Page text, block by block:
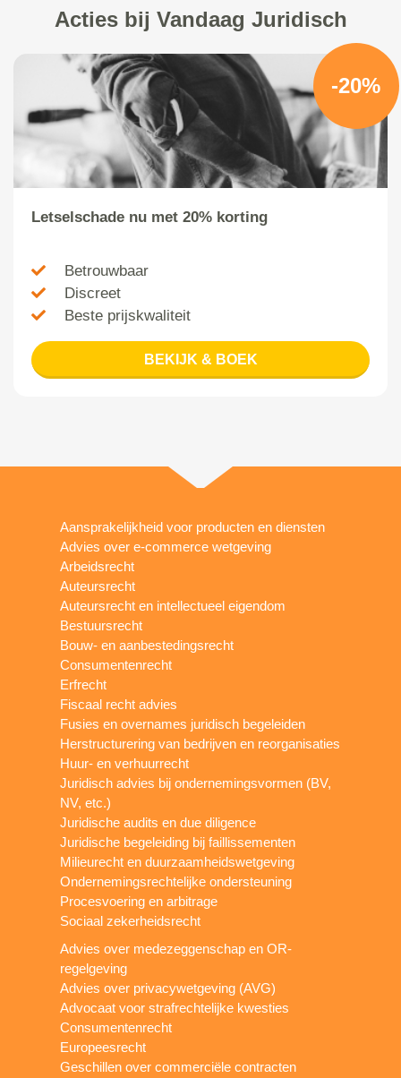
Acties bij Vandaag Juridisch
-20%
Letselschade nu met 20% korting
Betrouwbaar
Discreet
Beste prijskwaliteit
BEKIJK & BOEK
Aansprakelijkheid voor producten en diensten
Advies over e-commerce wetgeving
Arbeidsrecht
Auteursrecht
Auteursrecht en intellectueel eigendom
Bestuursrecht
Bouw- en aanbestedingsrecht
Consumentenrecht
Erfrecht
Fiscaal recht advies
Fusies en overnames juridisch begeleiden
Herstructurering van bedrijven en reorganisaties
Huur- en verhuurrecht
Juridisch advies bij ondernemingsvormen (BV,
NV, etc.)
Juridische audits en due diligence
Juridische begeleiding bij faillissementen
Milieurecht en duurzaamheidswetgeving
Ondernemingsrechtelijke ondersteuning
Procesvoering en arbitrage
Sociaal zekerheidsrecht
Advies over medezeggenschap en OR-
regelgeving
Advies over privacywetgeving (AVG)
Advocaat voor strafrechtelijke kwesties
Consumentenrecht
Europeesrecht
Geschillen over commerciële contracten